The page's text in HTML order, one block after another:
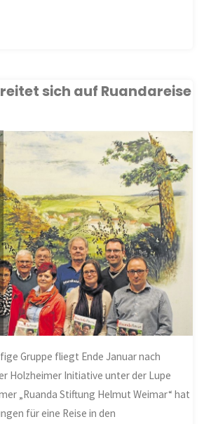
sich auf Ruandareise
Gruppe fliegt Ende Januar nach
Holzheimer Initiative unter der Lupe
„Ruanda Stiftung Helmut Weimar“ hat
für eine Reise in den